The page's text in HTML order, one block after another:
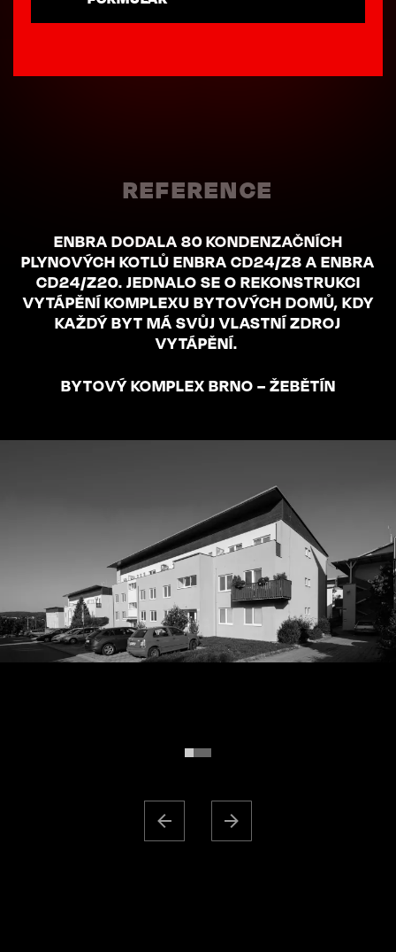
REFERENCE
ENBRA DODALA 80 KONDENZAČNÍCH
PLYNOVÝCH KOTLŮ ENBRA CD24/Z8 A ENBRA
CD24/Z20. JEDNALO SE O REKONSTRUKCI
VYTÁPĚNÍ KOMPLEXU BYTOVÝCH DOMŮ, KDY
KAŽDÝ BYT MÁ SVŮJ VLASTNÍ ZDROJ
VYTÁPĚNÍ.
BYTOVÝ KOMPLEX BRNO – ŽEBĚTÍN